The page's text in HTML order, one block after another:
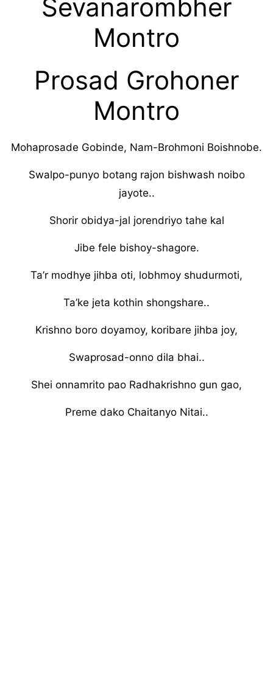
Sevanarombher
Montro
Prosad Grohoner
Montro
Mohaprosade Gobinde, Nam-Brohmoni Boishnobe.
Swalpo-punyo botang rajon bishwash noibo
jayote..
Shorir obidya-jal jorendriyo tahe kal
Jibe fele bishoy-shagore.
Ta’r modhye jihba oti, lobhmoy shudurmoti,
Ta’ke jeta kothin shongshare..
Krishno boro doyamoy, koribare jihba joy,
Swaprosad-onno dila bhai..
Shei onnamrito pao Radhakrishno gun gao,
Preme dako Chaitanyo Nitai..